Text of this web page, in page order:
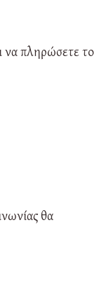
να πληρώσετε το
θα